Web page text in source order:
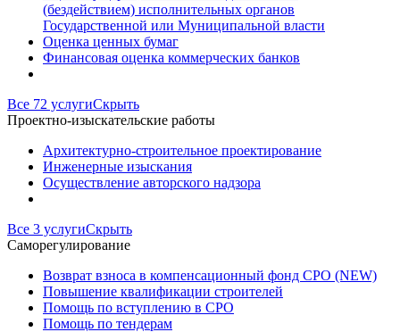
(бездействием) исполнительных органов
Государственной или Муниципальной власти
Оценка ценных бумаг
Финансовая оценка коммерческих банков
Все 72 услугиСкрыть
Проектно-изыскательские работы
Архитектурно-строительное проектирование
Инженерные изыскания
Осуществление авторского надзора
Все 3 услугиСкрыть
Саморегулирование
Возврат взноса в компенсационный фонд СРО (NEW)
Повышение квалификации строителей
Помощь по вступлению в СРО
Помощь по тендерам